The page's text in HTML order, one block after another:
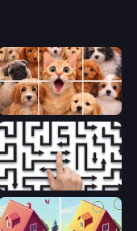
Jigpic Solitaire
Arrow Escape: Puzzle